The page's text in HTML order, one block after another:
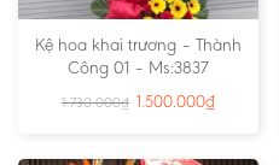
Kệ hoa khai trương – Thành
Công 01 – Ms:3837
1.730.000₫ 1.500.000₫